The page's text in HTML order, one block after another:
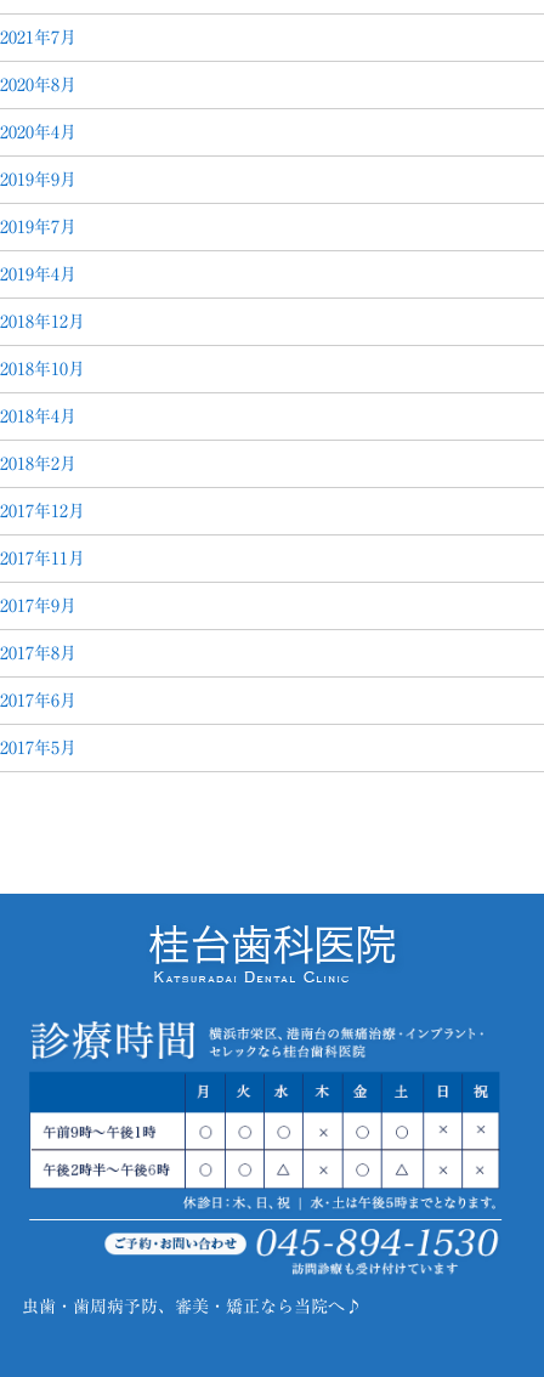
2021年7月
2020年8月
2020年4月
2019年9月
2019年7月
2019年4月
2018年12月
2018年10月
2018年4月
2018年2月
2017年12月
2017年11月
2017年9月
2017年8月
2017年6月
2017年5月
虫歯・歯周病予防、審美・矯正なら当院へ♪